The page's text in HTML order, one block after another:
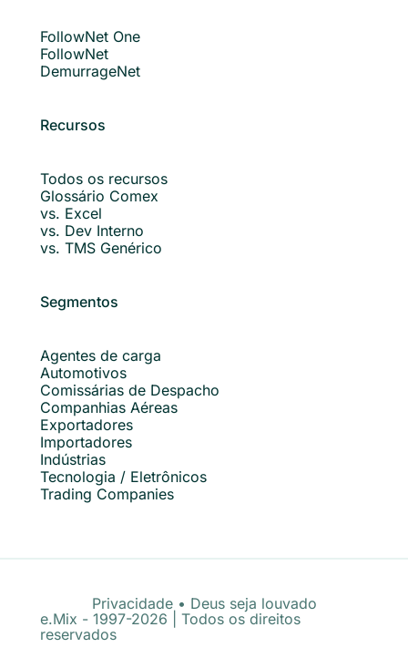
FollowNet One
FollowNet
DemurrageNet
Recursos
Todos os recursos
Glossário Comex
vs. Excel
vs. Dev Interno
vs. TMS Genérico
Segmentos
Agentes de carga
Automotivos
Comissárias de Despacho
Companhias Aéreas
Exportadores
Importadores
Indústrias
Tecnologia / Eletrônicos
Trading Companies
Privacidade • Deus seja louvado
e.Mix - 1997-2026 | Todos os direitos
reservados